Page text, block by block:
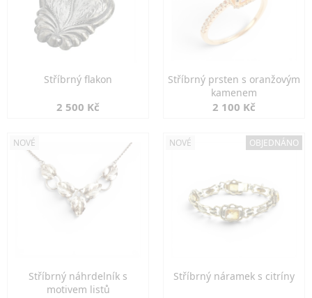
Stříbrný flakon
2 500 Kč
Stříbrný prsten s oranžovým
kamenem
2 100 Kč
NOVÉ
Stříbrný náhrdelník s
motivem listů
NOVÉ OBJEDNÁNO
Stříbrný náramek s citríny